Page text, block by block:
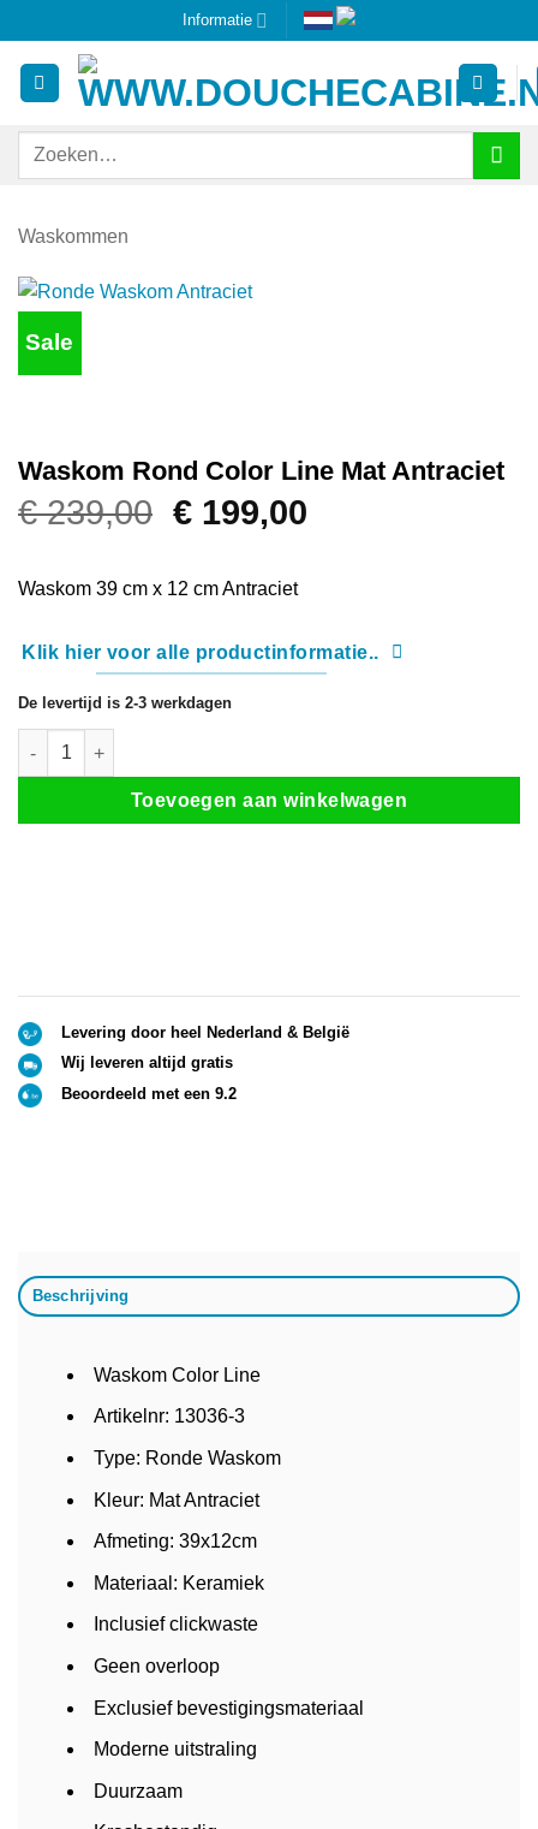
naar
inhoud
Informatie
Zoeken
Waskommen
Sale
Waskom Rond Color Line Mat Antraciet
€239,00 Oorspronkelijke
was:
€199,00Huidige
Waskom 39 cm x 12 cm Antraciet
Klik hier voor alle productinformatie..
De levertijd is 2-3 werkdagen
Waskom Rond Color Line Mat Antraciet aantal
Toevoegen aan winkelwagen
Levering door heel Nederland & België
Wij leveren altijd gratis
Beoordeeld met een 9.2
Beschrijving
Waskom Color Line
Artikelnr: 13036-3
Type: Ronde Waskom
Kleur: Mat Antraciet
Afmeting: 39x12cm
Materiaal: Keramiek
Inclusief clickwaste
Geen overloop
Exclusief bevestigingsmateriaal
Moderne uitstraling
Duurzaam